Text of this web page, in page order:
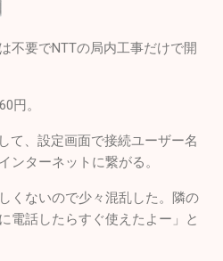
不要でNTTの局内工事だけで開
円。
て、設定画面で接続ユーザー名
ンターネットに繋がる。
くないので少々混乱した。隣の
電話したらすぐ使えたよー」と